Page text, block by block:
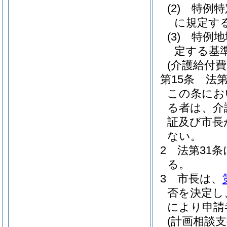
(2)
特例
に規定す
(3)
特例
定する基
(介護給付
第15条
法
この条に
る者は、
証及び市
ない。
2
法第31
る。
3
市長は、
否を決定し
により申
(計画相談